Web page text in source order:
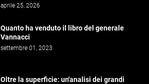
aprile 25, 2026
Quanto ha venduto il libro del generale
Vannacci
settembre 01, 2023
Oltre la superficie: un'analisi dei grandi